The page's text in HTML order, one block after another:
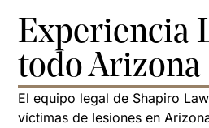
Experiencia
todo Arizona
El equipo legal de Shapiro
víctimas de lesiones en